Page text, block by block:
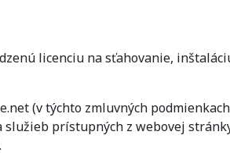
licenciu na sťahovanie,
(v týchto zmluvných
prístupných z webovej